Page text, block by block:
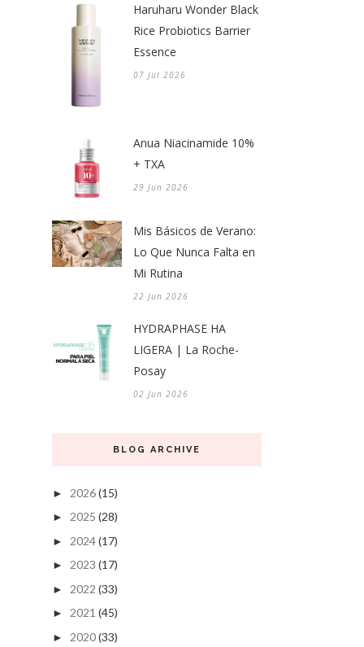
Haruharu Wonder Black
Rice Probiotics Barrier
Essence
07 Jul 2026
Anua Niacinamide 10%
+ TXA
29 Jun 2026
Mis Básicos de Verano:
Lo Que Nunca Falta en
Mi Rutina
22 Jun 2026
HYDRAPHASE HA
LIGERA | La Roche-
Posay
02 Jun 2026
BLOG ARCHIVE
► 2026(15)
► 2025 (28)
► 2024(17)
► 2023 (17)
► 2022 (33)
► 2021 (45)
► 2020(33)